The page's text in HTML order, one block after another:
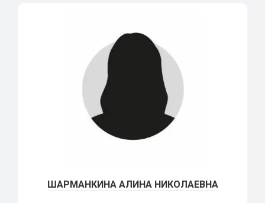
ШАРМАНКИНА АЛИНА НИКОЛАЕВНА